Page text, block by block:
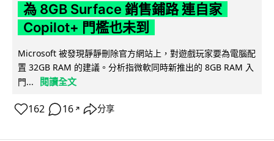
為 8GB Surface 銷售鋪路 連自家
Copilot+ 門檻也未到
Microsoft 被發現靜靜刪除官方網站上，對遊戲玩家要為電腦配
置 32GB RAM 的建議。分析指微軟同時新推出的 8GB RAM 入
門...
閱讀全文
162 16 ↗ 分享